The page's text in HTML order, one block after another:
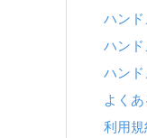
ハン
ハン
ハン
よく
利用規